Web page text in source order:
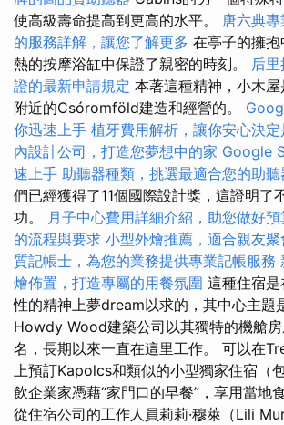
使高級壽命提高到更高的水平。 唐六典
的服務詳解，讓您了解更多 在亭子的擁
熱的按摩浴缸中保證了親密的時刻。 后
證的最新申請規定 本著這種精神，小木
附近的Csóromföld建造和經營的。
你迅速上手 植牙費用解析，讓你安心決
內設計公司，打造您夢想中的家 Google
速上手 助聽器種類，挑選最適合您的助
們已經獲得了11個國際設計獎，這證明了
功。
月子中心費用詳細介紹，助您做好預
的流程與要求 小型外燴推薦，適合親友
質記帳士，為您的業務提供專業記帳服務
燴佈置，打造專屬的用餐氛圍 這種住宿
性的精神上夢dream以求的，其中心主題
Howdy Wood建築公司以其獨特的機艙
名，長期以來一直在這里工作。 可以在
上預訂Kapolcs和類似的小型獨家住宿（
飲企業家憑藉“家門口的早餐”，享用當地
從住宿公司的工作人員莉莉·穆萊（Lili